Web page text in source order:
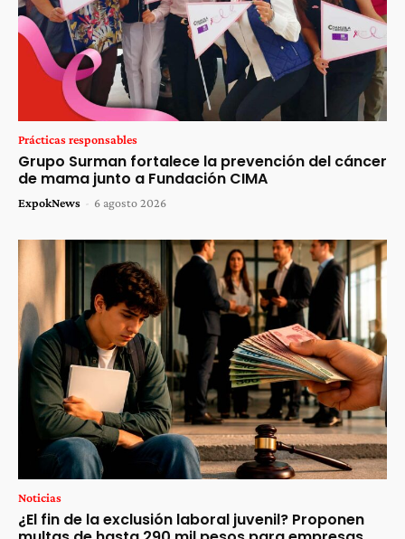
Prácticas responsables
Grupo Surman fortalece la prevención del cáncer
de mama junto a Fundación CIMA
ExpokNews - 6 agosto 2026
Noticias
¿El fin de la exclusión laboral juvenil? Proponen